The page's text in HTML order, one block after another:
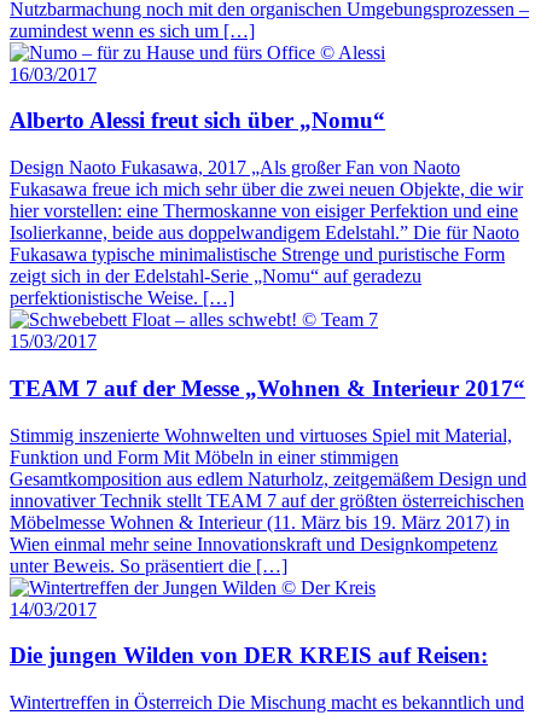
Nutzbarmachung noch mit den organischen Umgebungsprozessen –
zumindest wenn es sich um […]
16/03/2017
Alberto Alessi freut sich über „Nomu“
Design Naoto Fukasawa, 2017 „Als großer Fan von Naoto
Fukasawa freue ich mich sehr über die zwei neuen Objekte, die wir
hier vorstellen: eine Thermoskanne von eisiger Perfektion und eine
Isolierkanne, beide aus doppelwandigem Edelstahl.” Die für Naoto
Fukasawa typische minimalistische Strenge und puristische Form
zeigt sich in der Edelstahl-Serie „Nomu“ auf geradezu
perfektionistische Weise. […]
15/03/2017
TEAM 7 auf der Messe „Wohnen & Interieur 2017“
Stimmig inszenierte Wohnwelten und virtuoses Spiel mit Material,
Funktion und Form Mit Möbeln in einer stimmigen
Gesamtkomposition aus edlem Naturholz, zeitgemäßem Design und
innovativer Technik stellt TEAM 7 auf der größten österreichischen
Möbelmesse Wohnen & Interieur (11. März bis 19. März 2017) in
Wien einmal mehr seine Innovationskraft und Designkompetenz
unter Beweis. So präsentiert die […]
14/03/2017
Die jungen Wilden von DER KREIS auf Reisen:
Wintertreffen in Österreich Die Mischung macht es bekanntlich und